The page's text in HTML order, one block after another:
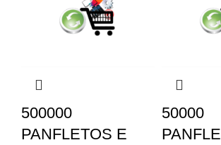
500000
PANFLETOS E
50000